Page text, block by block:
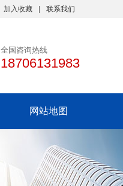
加入收藏 联系我们
全国咨询热线
18706131983
网站地图